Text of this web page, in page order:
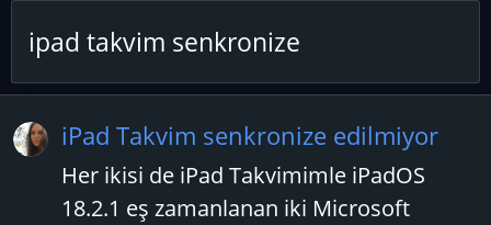
ipad takvim senkronize
iPad Takvim senkronize edilmiyor
Her ikisi de iPad Takvimimle iPadOS
18.2.1 eş zamanlanan iki Microsoft